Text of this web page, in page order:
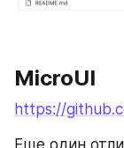
MicroUI
https://